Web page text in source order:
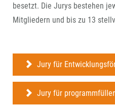
besetzt. Die Jurys bestehen
Mitgliedern und bis zu 13
Jury für
Jury für